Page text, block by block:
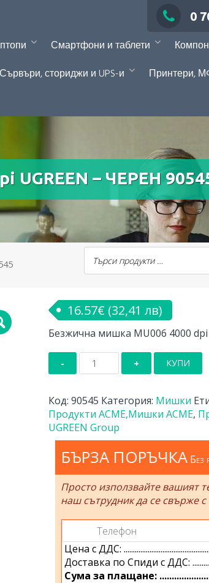
0
Смартфони и таблети
Сървъри, сториджи и UPS-и Принтери,
UGREEN – ЧЕРЕН
16.57€ (32,41 лв)
Безжична мишка МU006 4000 dpi
количество
за
мишка
МU006
4000
dpi
UGREEN
-
90545
КУПИ
Код: 90545 Категория: Мишки
Продукти ACME,Мишки ACME,
UGREEN Group
БЪРЗА ПОРЪЧКА Без
Просто използвайте вашият
наш сътрудник да се свърже с
Цена с ДДС:
Доставка по Спиди с ДДС:
Сума за плащане: